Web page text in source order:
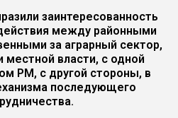
заинтересованность
между районными
за аграрный сектор,
местной власти, с одной
РМ, с другой стороны, в
последующего